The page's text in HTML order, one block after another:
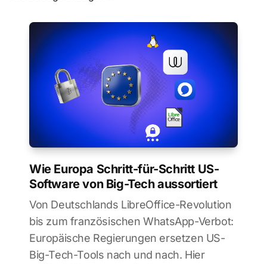
Wie Europa Schritt-für-Schritt US-
Software von Big-Tech aussortiert
Von Deutschlands LibreOffice-Revolution
bis zum französischen WhatsApp-Verbot:
Europäische Regierungen ersetzen US-
Big-Tech-Tools nach und nach. Hier